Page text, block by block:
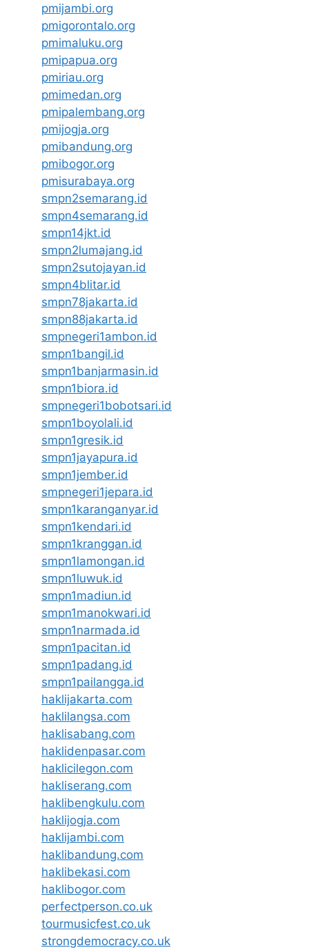
pmijambi.org
pmigorontalo.org
pmimaluku.org
pmipapua.org
pmiriau.org
pmimedan.org
pmipalembang.org
pmijogja.org
pmibandung.org
pmibogor.org
pmisurabaya.org
smpn2semarang.id
smpn4semarang.id
smpn14jkt.id
smpn2lumajang.id
smpn2sutojayan.id
smpn4blitar.id
smpn78jakarta.id
smpn88jakarta.id
smpnegeri1ambon.id
smpn1bangil.id
smpn1banjarmasin.id
smpn1biora.id
smpnegeri1bobotsari.id
smpn1boyolali.id
smpn1gresik.id
smpn1jayapura.id
smpn1jember.id
smpnegeri1jepara.id
smpn1karanganyar.id
smpn1kendari.id
smpn1kranggan.id
smpn1lamongan.id
smpn1luwuk.id
smpn1madiun.id
smpn1manokwari.id
smpn1narmada.id
smpn1pacitan.id
smpn1padang.id
smpn1pailangga.id
haklijakarta.com
haklilangsa.com
haklisabang.com
haklidenpasar.com
haklicilegon.com
hakliserang.com
haklibengkulu.com
haklijogja.com
haklijambi.com
haklibandung.com
haklibekasi.com
haklibogor.com
perfectperson.co.uk
tourmusicfest.co.uk
strongdemocracy.co.uk